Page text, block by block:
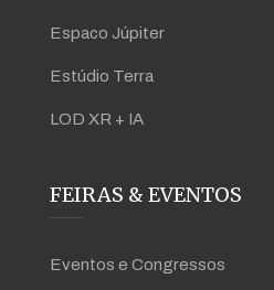
Espaco Júpiter
Estúdio Terra
LOD XR + IA
FEIRAS & EVENTOS
Eventos e Congressos